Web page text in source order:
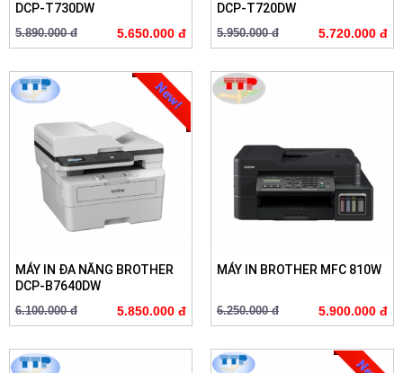
DCP-T730DW
5.890.000 đ 5.650.000 đ
DCP-T720DW
5.950.000 đ 5.720.000 đ
MÁY IN ĐA NĂNG BROTHER
DCP-B7640DW
6.100.000 đ 5.850.000 đ
MÁY IN BROTHER MFC 810W
6.250.000 đ 5.900.000 đ